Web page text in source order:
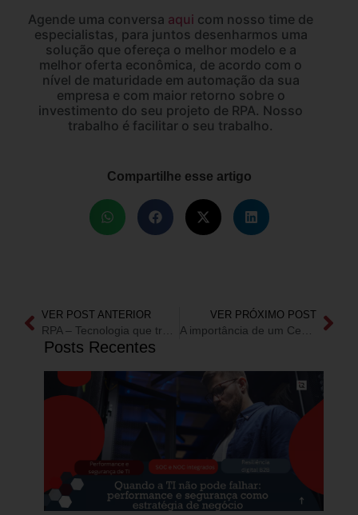
Agende uma conversa aqui com nosso time de
especialistas, para juntos desenharmos uma
solução que ofereça o melhor modelo e a
melhor oferta econômica, de acordo com o
nível de maturidade em automação da sua
empresa e com maior retorno sobre o
investimento do seu projeto de RPA. Nosso
trabalho é facilitar o seu trabalho.
Compartilhe esse artigo
VER POST ANTERIOR VER PRÓXIMO POST
Posts Recentes